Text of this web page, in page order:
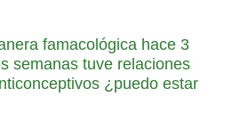
famacológica hace 3
semanas tuve relaciones
¿puedo estar